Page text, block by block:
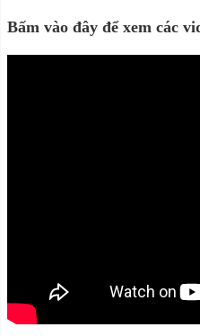
Bấm vào đây để xem các